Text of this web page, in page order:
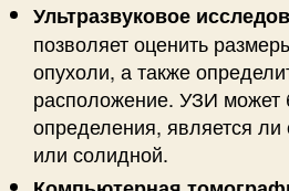
Ультразвуковое
позволяет оценить
опухоли, а также
расположение. УЗИ может
определения, является ли
или солидной.